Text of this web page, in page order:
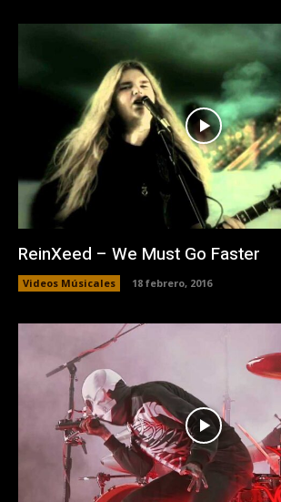
ReinXeed – We Must Go Faster
Videos Músicales 18 febrero, 2016